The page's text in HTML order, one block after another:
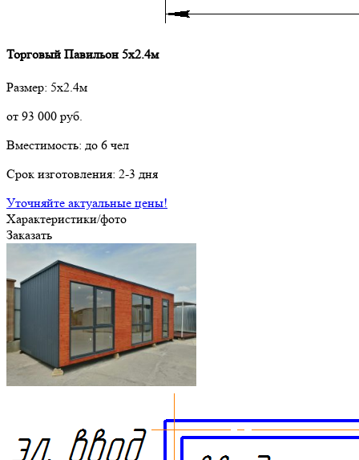
Торговый Павильон 5х2.4м
Размер: 5х2.4м
от 93 000 руб.
Вместимость: до 6 чел
Срок изготовления: 2-3 дня
Уточняйте актуальные цены!
Характеристики/фото
Заказать